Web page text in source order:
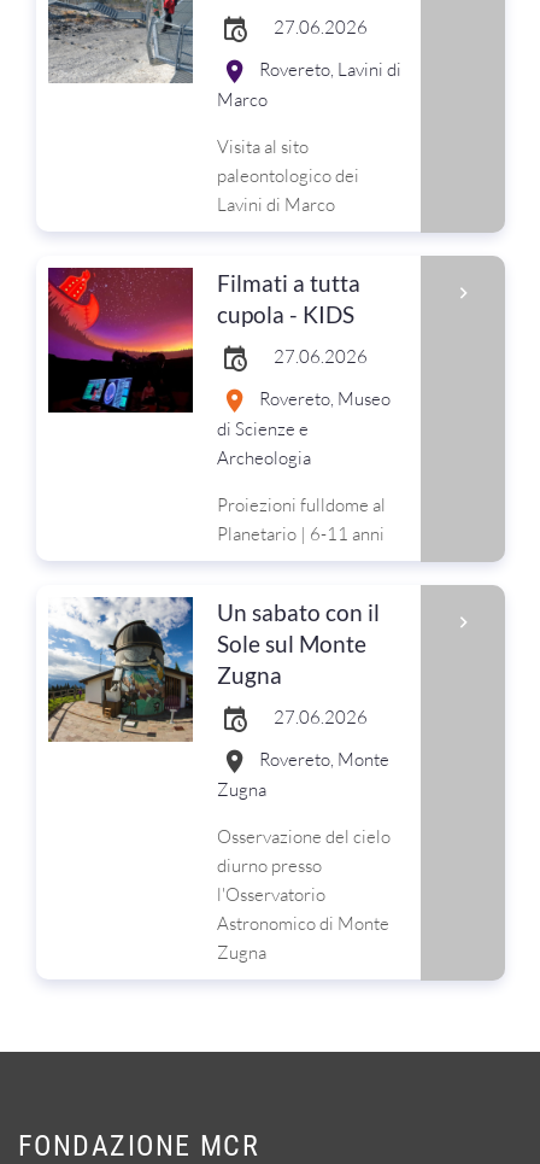
27.06.2026
Rovereto, Lavini di
Marco
Visita al sito
paleontologico dei
Lavini di Marco
Filmati a tutta
cupola - KIDS
27.06.2026
Rovereto, Museo
di Scienze e
Archeologia
Proiezioni fulldome al
Planetario | 6-11 anni
Un sabato con il
Sole sul Monte
Zugna
27.06.2026
Rovereto, Monte
Zugna
Osservazione del cielo
diurno presso
l'Osservatorio
Astronomico di Monte
Zugna
FONDAZIONE MCR